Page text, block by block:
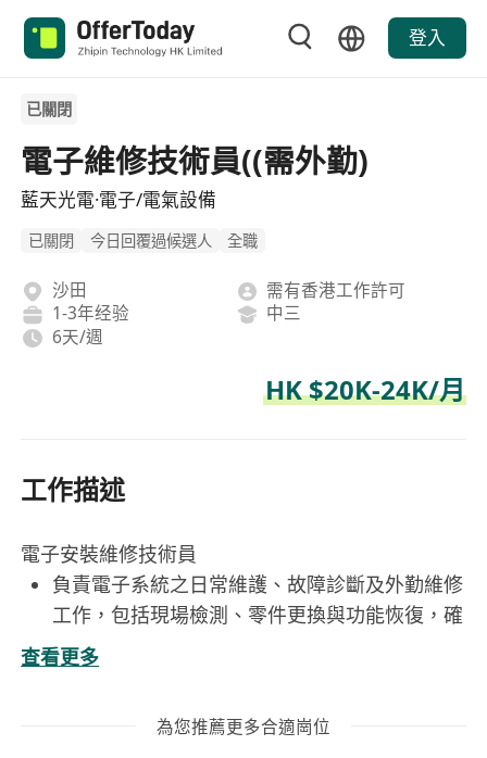
登入
已關閉
電子維修技術員((需外勤)
藍天光電·電子/電氣設備
已關閉 今日回覆過候選人 全職
沙田
需有香港工作許可
1-3年经验
中三
6天/週
HK $20K-24K/月
工作描述
電子安裝維修技術員
負責電子系統之日常維護、故障診斷及外勤維修
工作，包括現場檢測、零件更換與功能恢復，確
保系統穩定運作。
執行電子設備之安裝與調試，涵蓋工場內組裝產
查看更多
為您推薦更多合適崗位